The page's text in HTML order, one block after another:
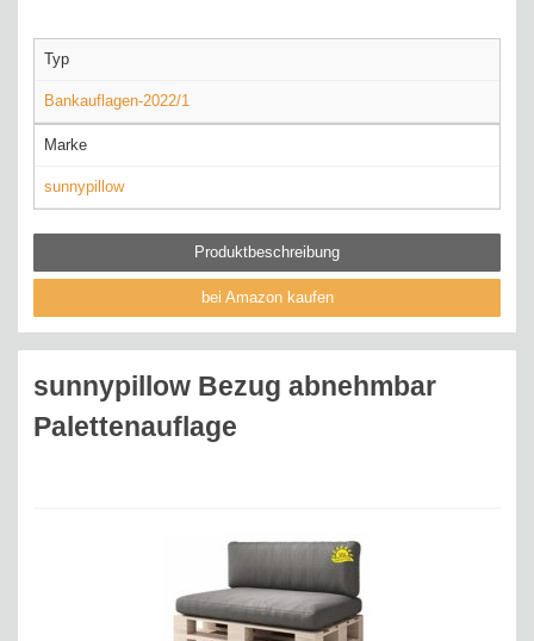
Typ
Bankauflagen-2022/1
Marke
sunnypillow
Produktbeschreibung
bei Amazon kaufen
sunnypillow Bezug abnehmbar
Palettenauflage